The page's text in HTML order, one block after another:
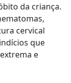
da criança.
cervical
que
e